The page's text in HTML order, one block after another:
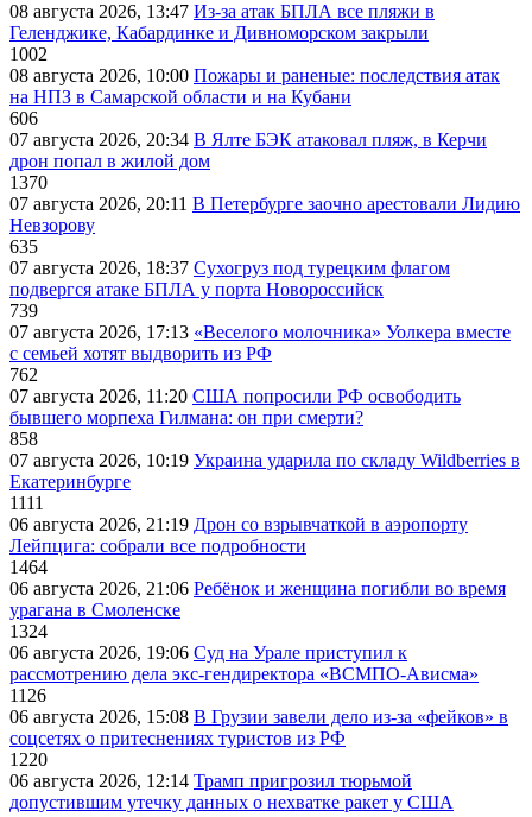
08 августа 2026, 13:47 Из-за атак БПЛА все пляжи в
Геленджике, Кабардинке и Дивноморском закрыли
1002
08 августа 2026, 10:00 Пожары и раненые: последствия атак
на НПЗ в Самарской области и на Кубани
606
07 августа 2026, 20:34 В Ялте БЭК атаковал пляж, в Керчи
дрон попал в жилой дом
1370
07 августа 2026, 20:11 В Петербурге заочно арестовали Лидию
Невзорову
635
07 августа 2026, 18:37 Сухогруз под турецким флагом
подвергся атаке БПЛА у порта Новороссийск
739
07 августа 2026, 17:13 «Веселого молочника» Уолкера вместе
с семьей хотят выдворить из РФ
762
07 августа 2026, 11:20 США попросили РФ освободить
бывшего морпеха Гилмана: он при смерти?
858
07 августа 2026, 10:19 Украина ударила по складу Wildberries в
Екатеринбурге
1111
06 августа 2026, 21:19 Дрон со взрывчаткой в аэропорту
Лейпцига: собрали все подробности
1464
06 августа 2026, 21:06 Ребёнок и женщина погибли во время
урагана в Смоленске
1324
06 августа 2026, 19:06 Суд на Урале приступил к
рассмотрению дела экс-гендиректора «ВСМПО-Ависма»
1126
06 августа 2026, 15:08 В Грузии завели дело из-за «фейков» в
соцсетях о притеснениях туристов из РФ
1220
06 августа 2026, 12:14 Трамп пригрозил тюрьмой
допустившим утечку данных о нехватке ракет у США